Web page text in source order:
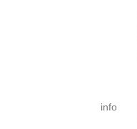
info